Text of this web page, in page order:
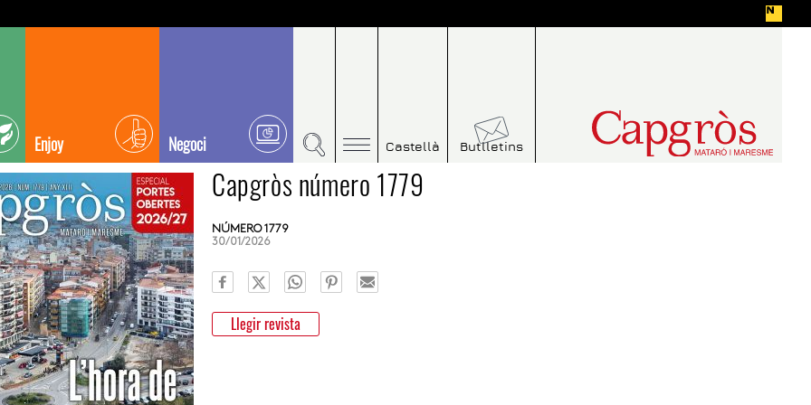
Enjoy Negoci Castellà Butlletins
Capgròs número 1779
NÚMERO 1779
30/01/2026
Llegir revista